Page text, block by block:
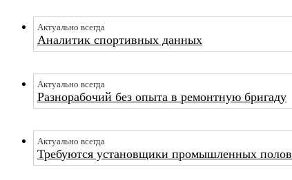
Актуально всегда
Аналитик спортивных данных
Актуально всегда
Разнорабочий без опыта в ремонтную бригаду
Актуально всегда
Требуются установщики промышленных полов